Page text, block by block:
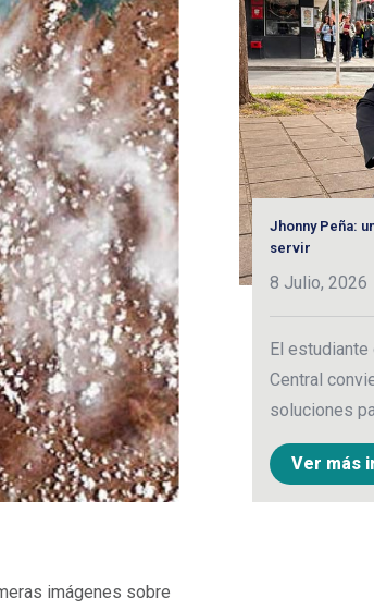
Jhonny Peña:
servir
8 Julio, 2026
El
Central
soluciones
Ver más
imágenes sobre